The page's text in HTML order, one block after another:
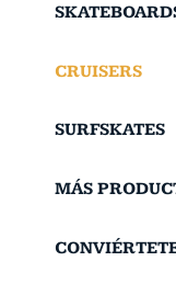
CRUISERS
SURFSKATES
MÁS